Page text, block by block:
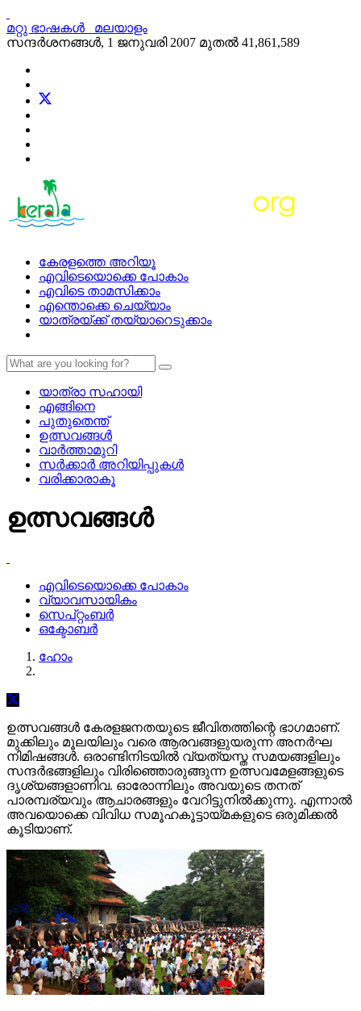
മറ്റു ഭാഷകള്‍
മലയാളം
സന്ദര്‍ശനങ്ങള്‍, 1 ജനുവരി 2007 മുതല്‍ 41,861,589
കേരളത്തെ അറിയൂ
എവിടെയൊക്കെ പോകാം
എവിടെ താമസിക്കാം
എന്തൊക്കെ ചെയ്യാം
യാത്രയ്ക്ക് തയ്യാറെടുക്കാം
യാത്രാ സഹായി
എങ്ങിനെ
പുതുതെന്ത്
ഉത്സവങ്ങള്‍
വാര്‍ത്താമുറി
സര്‍ക്കാര്‍ അറിയിപ്പുകള്‍
വരിക്കാരാകൂ
ഉത്സവങ്ങള്‍
എവിടെയൊക്കെ പോകാം
വ്യാവസായികം
സെപ്റ്റംബര്‍
ഒക്ടോബര്‍
ഹോം
ഉത്സവങ്ങള്‍ കേരളജനതയുടെ ജീവിതത്തിന്റെ ഭാ​ഗമാണ്.
മുക്കിലും മൂലയിലും വരെ ആരവങ്ങളുയരുന്ന അനര്‍ഘ
നിമിഷങ്ങള്‍. ഒരാണ്ടിനിടയില്‍ വ്യത്യസ്ത സമയങ്ങളിലും
സന്ദര്‍ഭങ്ങളിലും വിരിഞ്ഞൊരുങ്ങുന്ന ഉത്സവമേളങ്ങളുടെ
ദൃശ്യങ്ങളാണിവ. ഓരോന്നിലും അവയുടെ തനത്
പാരമ്പര്യവും ആചാരങ്ങളും വേറിട്ടുനില്‍ക്കുന്നു. എന്നാല്‍
അവയൊക്കെ വിവിധ സമൂഹകൂട്ടായ്മകളുടെ ഒരുമിക്കല്‍
കൂടിയാണ്.